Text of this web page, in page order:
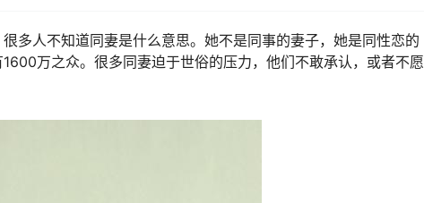
多人不知道同妻是什么意思。她不是同事的妻子，她是同性恋的
万之众。很多同妻迫于世俗的压力，他们不敢承认，或者不愿